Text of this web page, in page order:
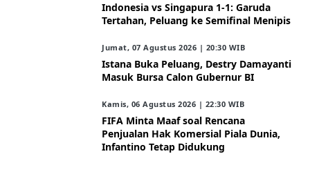
Indonesia vs Singapura 1-1: Garuda
Tertahan, Peluang ke Semifinal Menipis
Jumat, 07 Agustus 2026 | 20:30 WIB
Istana Buka Peluang, Destry Damayanti
Masuk Bursa Calon Gubernur BI
Kamis, 06 Agustus 2026 | 22:30 WIB
FIFA Minta Maaf soal Rencana
Penjualan Hak Komersial Piala Dunia,
Infantino Tetap Didukung